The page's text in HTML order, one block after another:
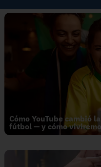
Cómo YouTube cambió
fútbol — y cómo